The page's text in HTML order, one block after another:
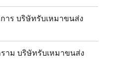
าร บริษัทรับเหมาขนส่ง
าม บริษัทรับเหมาขนส่ง